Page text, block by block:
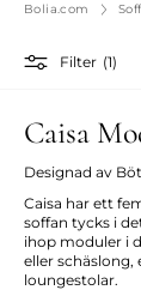
Bolia.com
Filter (1)
Caisa
Designad av
Caisa har ett
soffan tycks i
ihop moduler i
eller schäslong,
loungestolar.